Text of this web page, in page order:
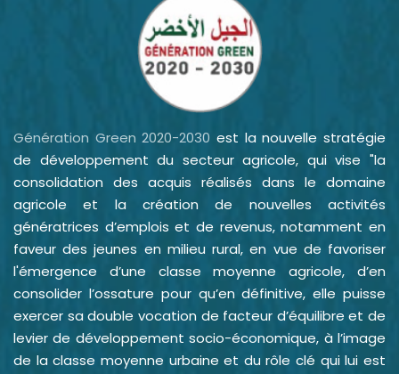
Génération Green 2020-2030 est la nouvelle stratégie
de développement du secteur agricole, qui vise "la
consolidation des acquis réalisés dans le domaine
agricole et la création de nouvelles activités
génératrices d’emplois et de revenus, notamment en
faveur des jeunes en milieu rural, en vue de favoriser
l'émergence d’une classe moyenne agricole, d’en
consolider l’ossature pour qu’en définitive, elle puisse
exercer sa double vocation de facteur d’équilibre et de
levier de développement socio-économique, à l’image
de la classe moyenne urbaine et du rôle clé qui lui est